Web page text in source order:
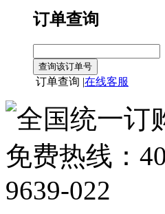
订单查询
订单查询 |在线客服